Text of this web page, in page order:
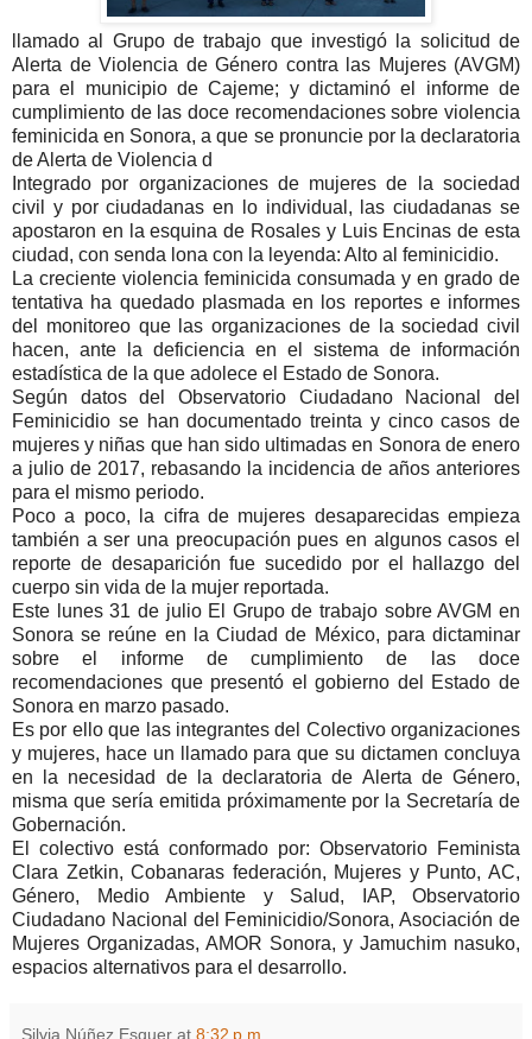
llamado al Grupo de trabajo que investigó la solicitud de
Alerta de Violencia de Género contra las Mujeres (AVGM)
para el municipio de Cajeme; y dictaminó el informe de
cumplimiento de las doce recomendaciones sobre violencia
feminicida en Sonora, a que se pronuncie por la declaratoria
de Alerta de Violencia d
Integrado por organizaciones de mujeres de la sociedad
civil y por ciudadanas en lo individual, las ciudadanas se
apostaron en la esquina de Rosales y Luis Encinas de esta
ciudad, con senda lona con la leyenda: Alto al feminicidio.
La creciente violencia feminicida consumada y en grado de
tentativa ha quedado plasmada en los reportes e informes
del monitoreo que las organizaciones de la sociedad civil
hacen, ante la deficiencia en el sistema de información
estadística de la que adolece el Estado de Sonora.
Según datos del Observatorio Ciudadano Nacional del
Feminicidio se han documentado treinta y cinco casos de
mujeres y niñas que han sido ultimadas en Sonora de enero
a julio de 2017, rebasando la incidencia de años anteriores
para el mismo periodo.
Poco a poco, la cifra de mujeres desaparecidas empieza
también a ser una preocupación pues en algunos casos el
reporte de desaparición fue sucedido por el hallazgo del
cuerpo sin vida de la mujer reportada.
Este lunes 31 de julio El Grupo de trabajo sobre AVGM en
Sonora se reúne en la Ciudad de México, para dictaminar
sobre el informe de cumplimiento de las doce
recomendaciones que presentó el gobierno del Estado de
Sonora en marzo pasado.
Es por ello que las integrantes del Colectivo organizaciones
y mujeres, hace un llamado para que su dictamen concluya
en la necesidad de la declaratoria de Alerta de Género,
misma que sería emitida próximamente por la Secretaría de
Gobernación.
El colectivo está conformado por: Observatorio Feminista
Clara Zetkin, Cobanaras federación, Mujeres y Punto, AC,
Género, Medio Ambiente y Salud, IAP, Observatorio
Ciudadano Nacional del Feminicidio/Sonora, Asociación de
Mujeres Organizadas, AMOR Sonora, y Jamuchim nasuko,
espacios alternativos para el desarrollo.
Silvia Núñez Esquer at 8:32 p.m.